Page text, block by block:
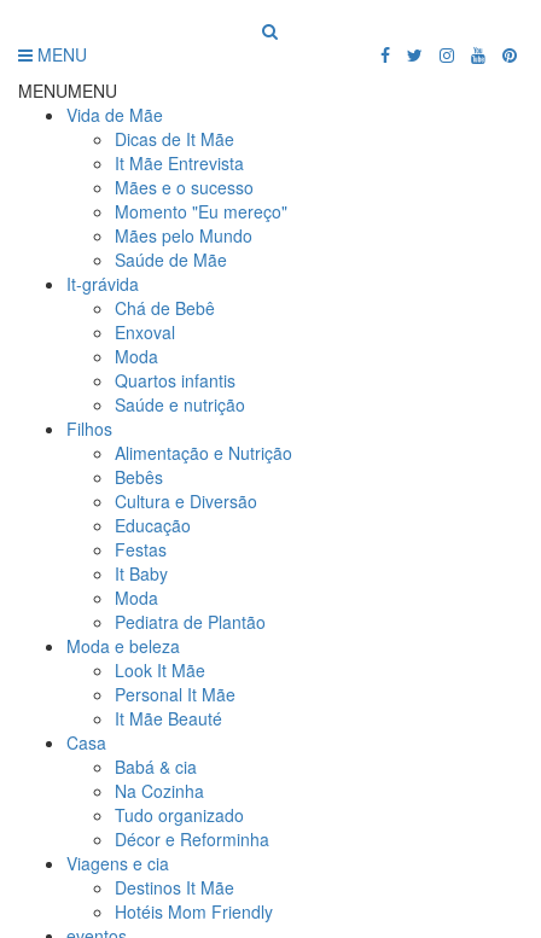
MENU
MENUMENU
Vida de Mãe
Dicas de It Mãe
It Mãe Entrevista
Mães e o sucesso
Momento "Eu mereço"
Mães pelo Mundo
Saúde de Mãe
It-grávida
Chá de Bebê
Enxoval
Moda
Quartos infantis
Saúde e nutrição
Filhos
Alimentação e Nutrição
Bebês
Cultura e Diversão
Educação
Festas
It Baby
Moda
Pediatra de Plantão
Moda e beleza
Look It Mãe
Personal It Mãe
It Mãe Beauté
Casa
Babá & cia
Na Cozinha
Tudo organizado
Décor e Reforminha
Viagens e cia
Destinos It Mãe
Hotéis Mom Friendly